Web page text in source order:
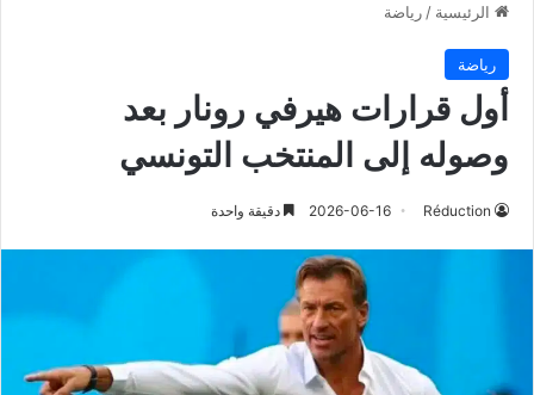
الرئيسية / رياضة
رياضة
أول قرارات هيرفي رونار بعد
وصوله إلى المنتخب التونسي
Réduction
2026-06-16 دقيقة واحدة